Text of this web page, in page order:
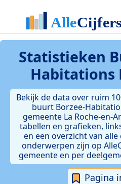
Statistieken
Habitations
Bekijk de data over ruim
buurt Borzee-
gemeente La Roche-en-
tabellen en grafieken,
en een overzicht van
onderwerpen zijn op
gemeente en per
Pagina